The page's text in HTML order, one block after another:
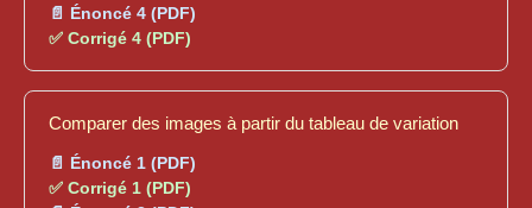
📄 Énoncé 4 (PDF)
✅ Corrigé 4 (PDF)
Comparer des images à partir du tableau de variation
📄 Énoncé 1 (PDF)
✅ Corrigé 1 (PDF)